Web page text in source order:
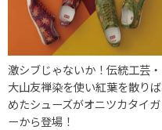
激シブじゃないか！伝統工芸・
大山友禅染を使い紅葉を散りば
めたシューズがオニツカタイガ
ーから登場！